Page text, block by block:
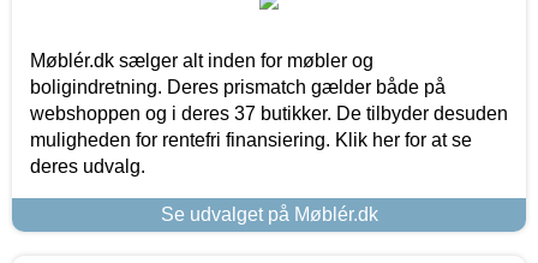
Møblér.dk sælger alt inden for møbler og
boligindretning. Deres prismatch gælder både på
webshoppen og i deres 37 butikker. De tilbyder desuden
muligheden for rentefri finansiering. Klik her for at se
deres udvalg.
Se udvalget på Møblér.dk